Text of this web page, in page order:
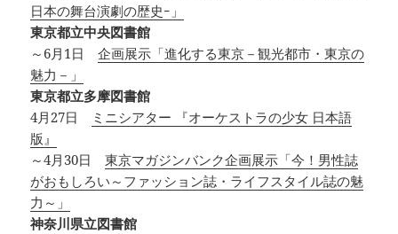
日本の舞台演劇の歴史ｰ」
東京都立中央図書館
～6月1日企画展示「進化する東京－観光都市・東京の
魅力－」
東京都立多摩図書館
4月27日
ミニシアター 『オーケストラの少女 日本語
版』
～4月30日東京マガジンバンク企画展示「今！男性誌
がおもしろい～ファッション誌・ライフスタイル誌の魅
力～」
神奈川県立図書館